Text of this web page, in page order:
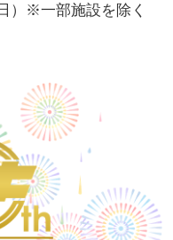
）※一部施設を除く